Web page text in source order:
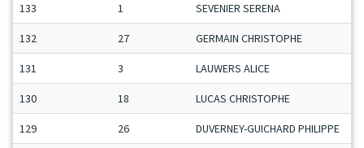
133 1 SEVENIER SERENA
132 27 GERMAIN CHRISTOPHE
131 3 LAUWERS ALICE
130 18 LUCAS CHRISTOPHE
129 26 DUVERNEY-GUICHARD PHILIPPE